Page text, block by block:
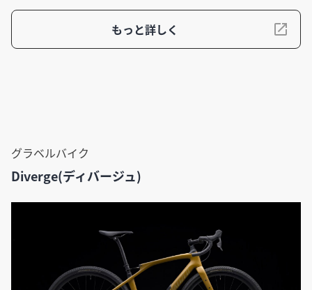
もっと詳しく
グラベルバイク
Diverge(ディバージュ)